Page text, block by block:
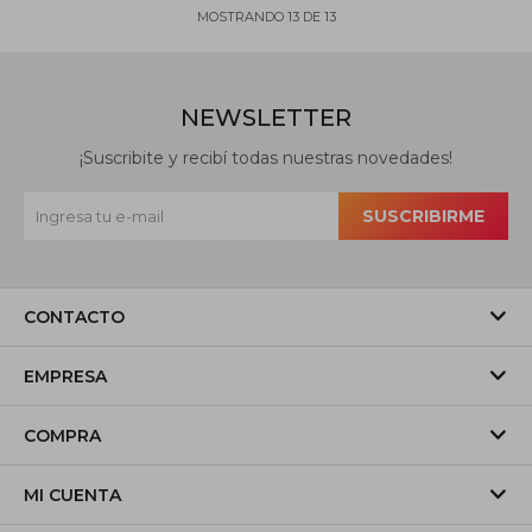
MOSTRANDO 13DE 13
CONTACTO
EMPRESA
COMPRA
MI CUENTA
NEWSLETTER
¡Suscribite y recibí todas nuestras novedades!
SUSCRIBIRME